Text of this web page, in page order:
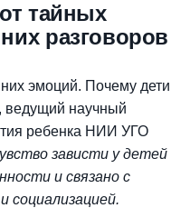
тайных
разговоров
эмоций. Почему дети
ведущий научный
ребенка НИИ УГО
зависти у детей
и связано с
социализацией.